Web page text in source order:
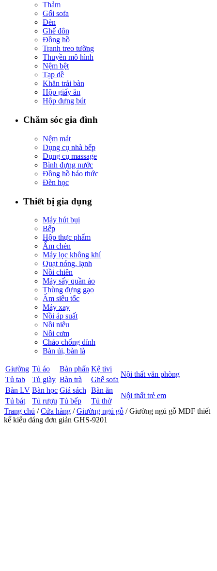
Thảm
Gối sofa
Đèn
Ghế đôn
Đồng hồ
Tranh treo tường
Thuyền mô hình
Nệm bệt
Tạp dề
Khăn trải bàn
Hộp giấy ăn
Hộp đựng bút
Chăm sóc gia đình
Nệm mát
Dụng cụ nhà bếp
Dụng cụ massage
Bình đựng nước
Đồng hồ báo thức
Đèn học
Thiết bị gia dụng
Máy hút bụi
Bếp
Hộp thực phẩm
Ấm chén
Máy lọc không khí
Quạt nóng, lạnh
Nồi chiên
Máy sấy quần áo
Thùng đựng gạo
Ấm siêu tốc
Máy xay
Nồi áp suất
Nồi niêu
Nồi cơm
Chảo chống dính
Bàn ủi, bàn là
Giường Tủ áo Bàn phấn Kệ tivi
Nội thất văn phòng
Tủ tab Tủ giày Bàn trà
Ghế sofa
Bàn LV Bàn học Giá sách Bàn ăn
Nội thất trẻ em
Tủ bát Tủ rượu Tủ bếp
Tủ thờ
Trang chủ /Cửa hàng /Giường ngủ gỗ / Giường ngủ gỗ MDF thiết
kế kiểu dáng đơn giản GHS-9201